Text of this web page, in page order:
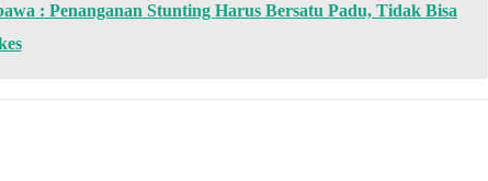
: Penanganan Stunting Harus Bersatu Padu, Tidak Bisa